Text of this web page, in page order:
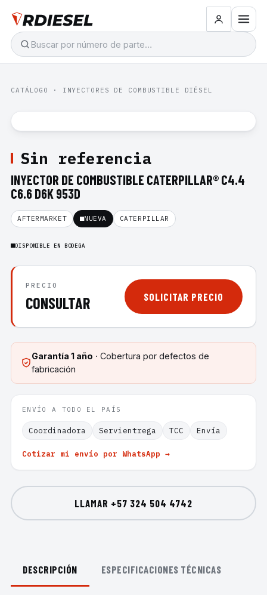
CATÁLOGO · INYECTORES DE COMBUSTIBLE DIÉSEL
Sin referencia
INYECTOR DE COMBUSTIBLE CATERPILLAR® C4.4
C6.6 D6K 953D
AFTERMARKET NUEVA CATERPILLAR
DISPONIBLE EN BODEGA
PRECIO
CONSULTAR SOLICITAR PRECIO
Garantía 1 año · Cobertura por defectos de
fabricación
ENVÍO A TODO EL PAÍS
Coordinadora Servientrega TCC Envía
Cotizar mi envío por WhatsApp →
LLAMAR +57 324 504 4742
DESCRIPCIÓN ESPECIFICACIONES TÉCNICAS